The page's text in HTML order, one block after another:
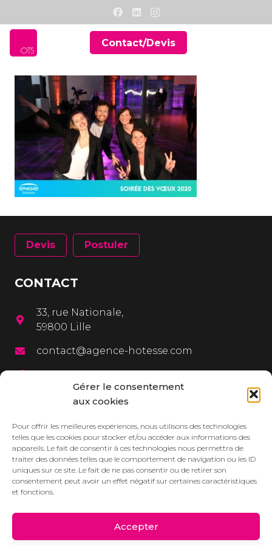
Gérer le consentement
aux cookies
Pour offrir les meilleures expériences, nous utilisons des technologies
telles que les cookies pour stocker et/ou accéder aux informations des
appareils. Le fait de consentir à ces technologies nous permettra de
traiter des données telles que le comportement de navigation ou les ID
uniques sur ce site. Le fait de ne pas consentir ou de retirer son
consentement peut avoir un effet négatif sur certaines caractéristiques
et fonctions.
Accepter
Contact/Devis
Devis Postuler
CONTACT
33, rue Nationale,
59800 Lille
contact@agence-hotesse.com
03 20 12 72 65
06 67 92 99 72
MENU
L’agence
Services
Dressbook
Réalisations